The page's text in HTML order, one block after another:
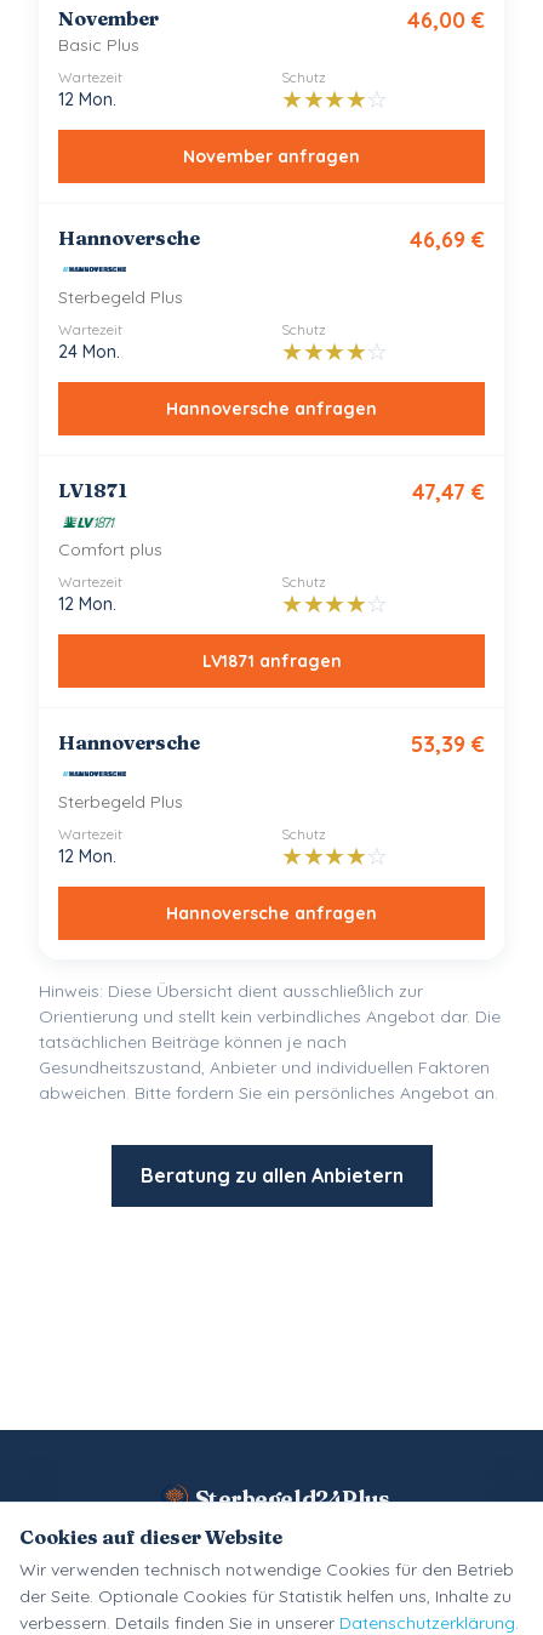
November
Basic Plus
46,00 €
Wartezeit
12 Mon.
Schutz
★★★★☆
November anfragen
Hannoversche
Sterbegeld Plus
46,69 €
Wartezeit
24 Mon.
Schutz
★★★★☆
Hannoversche anfragen
LV1871
Comfort plus
47,47 €
Wartezeit
12 Mon.
Schutz
★★★★☆
LV1871 anfragen
Hannoversche
Sterbegeld Plus
53,39 €
Wartezeit
12 Mon.
Schutz
★★★★☆
Hannoversche anfragen
Hinweis: Diese Übersicht dient ausschließlich zur
Orientierung und stellt kein verbindliches Angebot dar. Die
tatsächlichen Beiträge können je nach
Gesundheitszustand, Anbieter und individuellen Faktoren
abweichen. Bitte fordern Sie ein persönliches Angebot an.
Beratung zu allen Anbietern
Sterbegeld24Plus
ImpressumDatenschutzCookie-EinstellungenKontaktAGB
Unternehmen
Cookies auf dieser Website
Wir verwenden technisch notwendige Cookies für den Betrieb
der Seite. Optionale Cookies für Statistik helfen uns, Inhalte zu
verbessern. Details finden Sie in unserer Datenschutzerklärung.